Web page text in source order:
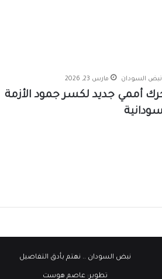
نبض السودان مارس 23, 2026
أممي جديد لكسر جمود الأزمة
نبض السودان .. نهتم بأدق التفاصيل
تطوير:عاصم هوست